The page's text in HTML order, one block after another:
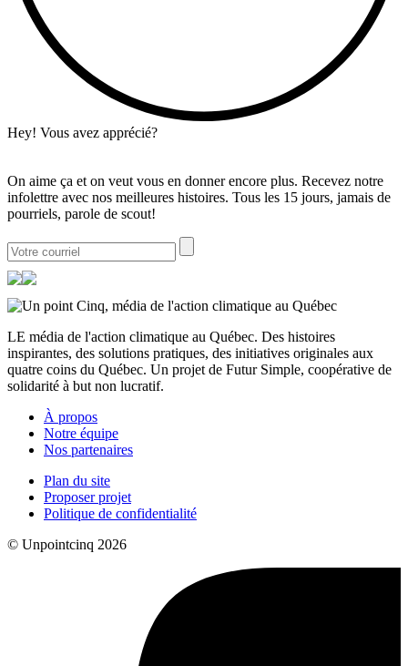
Hey! Vous avez apprécié?
On aime ça et on veut vous en donner encore plus. Recevez notre
infolettre avec nos meilleures histoires. Tous les 15 jours, jamais de
pourriels, parole de scout!
LE média de l'action climatique au Québec. Des histoires
inspirantes, des solutions pratiques, des initiatives originales aux
quatre coins du Québec. Un projet de Futur Simple, coopérative de
solidarité à but non lucratif.
À propos
Notre équipe
Nos partenaires
Plan du site
Proposer projet
Politique de confidentialité
© Unpointcinq 2026